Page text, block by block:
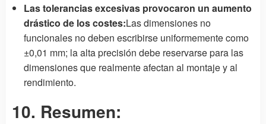
Las tolerancias excesivas provocaron un aumento
drástico de los costes:Las dimensiones no
funcionales no deben escribirse uniformemente como
±0,01 mm; la alta precisión debe reservarse para las
dimensiones que realmente afectan al montaje y al
rendimiento.
10. Resumen: